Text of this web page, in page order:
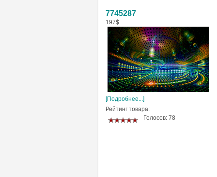
7745287
197$
[Подробнее...]
Рейтинг товара:
Голосов: 78